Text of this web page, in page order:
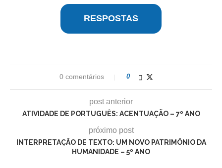
RESPOSTAS
0 comentários 0
post anterior
ATIVIDADE DE PORTUGUÊS: ACENTUAÇÃO – 7º ANO
próximo post
INTERPRETAÇÃO DE TEXTO: UM NOVO PATRIMÔNIO DA
HUMANIDADE – 5º ANO